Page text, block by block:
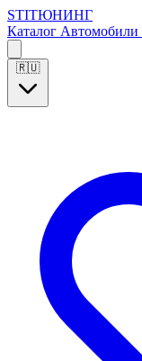
STIТЮНИНГ
Каталог Автомобили
🇷🇺